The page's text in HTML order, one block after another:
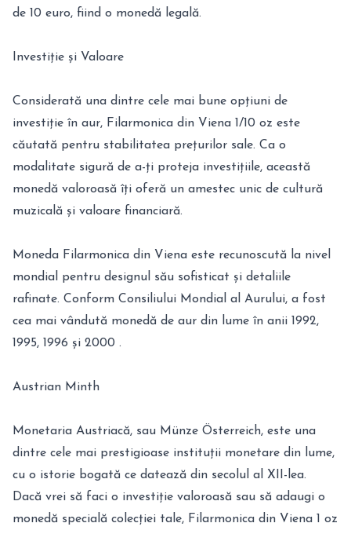
de 10 euro, fiind o monedă legală.
Investiție și Valoare
Considerată una dintre cele mai bune opțiuni de
investiție în aur, Filarmonica din Viena 1/10 oz este
căutată pentru stabilitatea prețurilor sale. Ca o
modalitate sigură de a-ți proteja investițiile, această
monedă valoroasă îți oferă un amestec unic de cultură
muzicală și valoare financiară.
Moneda Filarmonica din Viena este recunoscută la nivel
mondial pentru designul său sofisticat și detaliile
rafinate. Conform Consiliului Mondial al Aurului, a fost
cea mai vândută monedă de aur din lume în anii 1992,
1995, 1996 și 2000 .
Austrian Minth
Monetaria Austriacă, sau Münze Österreich, este una
dintre cele mai prestigioase instituții monetare din lume,
cu o istorie bogată ce datează din secolul al XII-lea.
Dacă vrei să faci o investiție valoroasă sau să adaugi o
monedă specială colecției tale, Filarmonica din Viena 1 oz